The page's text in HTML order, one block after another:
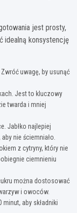
jest prosty,
idealną konsystencję
uwagę, by usunąć
Jest to kluczowy
twarda i mniej
Jabłko najlepiej
nie ściemniało.
z cytryny, który nie
ciemnieniu
można dostosować
i owoców.
minut, aby składniki